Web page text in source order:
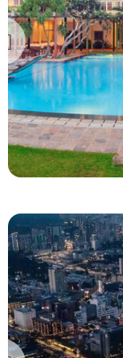
Previous